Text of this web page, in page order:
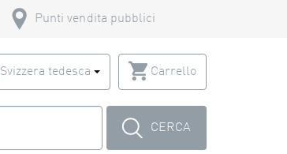
Punti vendita pubblici
Svizzera tedesca Carrello
CERCA